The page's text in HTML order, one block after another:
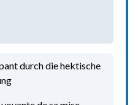
durch die hektische